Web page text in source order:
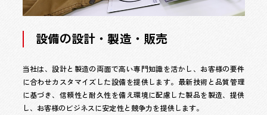
設備の設計・製造・販売
当社は、設計と製造の両面で高い専門知識を活かし、お客様の要件
に合わせカスタマイズした設備を提供します。最新技術と品質管理
に基づき、信頼性と耐久性を備え環境に配慮した製品を製造、提供
し、お客様のビジネスに安定性と競争力を提供します。